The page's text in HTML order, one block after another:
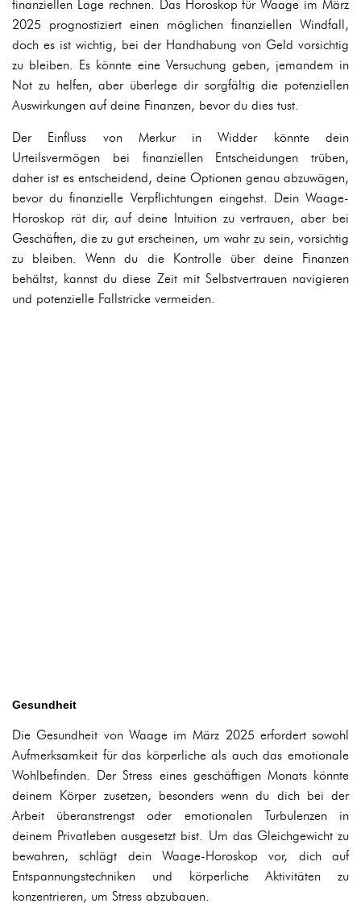
finanziellen Lage rechnen. Das Horoskop für Waage im März
2025 prognostiziert einen möglichen finanziellen Windfall,
doch es ist wichtig, bei der Handhabung von Geld vorsichtig
zu bleiben. Es könnte eine Versuchung geben, jemandem in
Not zu helfen, aber überlege dir sorgfältig die potenziellen
Auswirkungen auf deine Finanzen, bevor du dies tust.
Der Einfluss von Merkur in Widder könnte dein
Urteilsvermögen bei finanziellen Entscheidungen trüben,
daher ist es entscheidend, deine Optionen genau abzuwägen,
bevor du finanzielle Verpflichtungen eingehst. Dein Waage-
Horoskop rät dir, auf deine Intuition zu vertrauen, aber bei
Geschäften, die zu gut erscheinen, um wahr zu sein, vorsichtig
zu bleiben. Wenn du die Kontrolle über deine Finanzen
behältst, kannst du diese Zeit mit Selbstvertrauen navigieren
und potenzielle Fallstricke vermeiden.
Gesundheit
Die Gesundheit von Waage im März 2025 erfordert sowohl
Aufmerksamkeit für das körperliche als auch das emotionale
Wohlbefinden. Der Stress eines geschäftigen Monats könnte
deinem Körper zusetzen, besonders wenn du dich bei der
Arbeit überanstrengst oder emotionalen Turbulenzen in
deinem Privatleben ausgesetzt bist. Um das Gleichgewicht zu
bewahren, schlägt dein Waage-Horoskop vor, dich auf
Entspannungstechniken und körperliche Aktivitäten zu
konzentrieren, um Stress abzubauen.